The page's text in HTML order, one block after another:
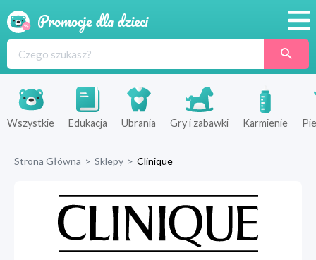
Produkty
Sklepy
Wszystkie Edukacja Ubrania Gry i zabawki Karmienie
Strona Główna > Sklepy > Clinique